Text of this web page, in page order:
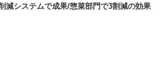
減システムで成果/惣菜部門で3割減の効果